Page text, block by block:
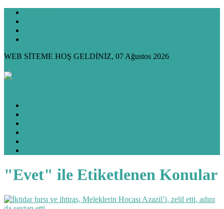
WEB SİTEME HOŞ GELDİNİZ, 07 Ağustos 2026
"Evet" ile Etiketlenen Konular